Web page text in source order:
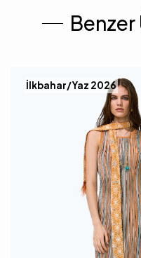
Benzer
İlkbahar/Yaz 2026